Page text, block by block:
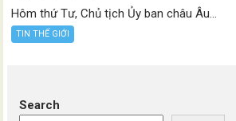
Hôm thứ Tư, Chủ tịch Ủy ban châu Âu...
TIN THẾ GIỚI
Search